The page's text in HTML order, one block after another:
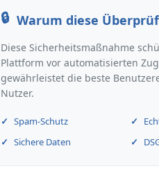
Warum diese
Diese Sicherheitsmaßnahme
Plattform vor automatisierten
gewährleistet die beste
Nutzer.
Spam-Schutz
Sichere Daten